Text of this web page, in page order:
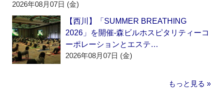
2026年08月07日 (金)
【西川】「SUMMER BREATHING
2026」を開催‐森ビルホスピタリティーコ
ーポレーションとエステ…
2026年08月07日 (金)
もっと見る »